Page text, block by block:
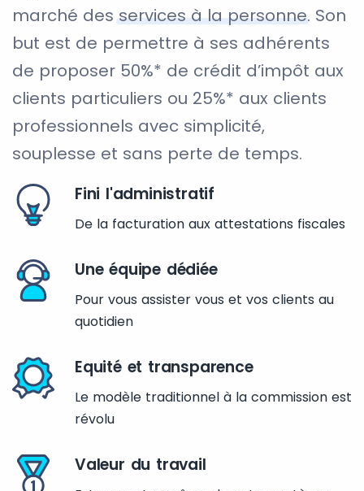
marché desservices à la personne. Son
but est de permettre à ses adhérents
de proposer 50%* de crédit d’impôt aux
clients particuliers ou 25%* aux clients
professionnels avec simplicité,
souplesse et sans perte de temps.
Fini l'administratif
De la facturation aux attestations fiscales
Une équipe dédiée
Pour vous assister vous et vos clients au
quotidien
Equité et transparence
Le modèle traditionnel à la commission est
révolu
Valeur du travail